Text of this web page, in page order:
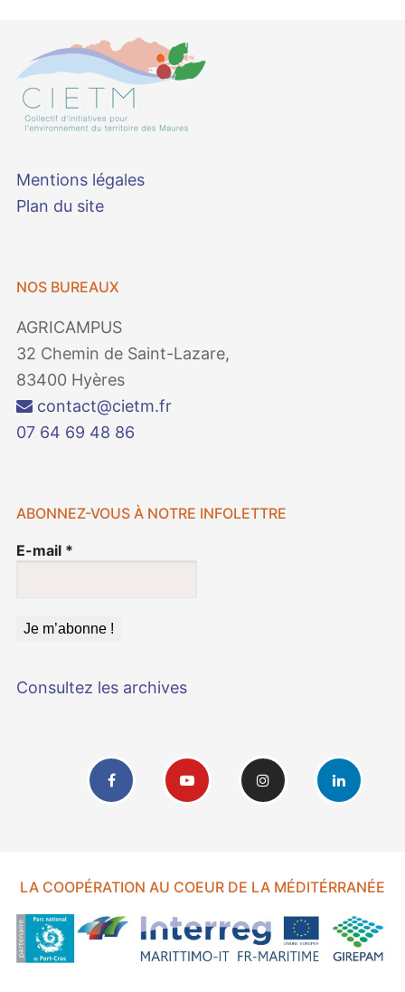
Mentions légales
Plan du site
NOS BUREAUX
AGRICAMPUS
32 Chemin de Saint-Lazare,
83400 Hyères
contact@cietm.fr
07 64 69 48 86
ABONNEZ-VOUS À NOTRE INFOLETTRE
E-mail *
Consultez les archives
LA COOPÉRATION AU COEUR DE LA MÉDITÉRRANÉE